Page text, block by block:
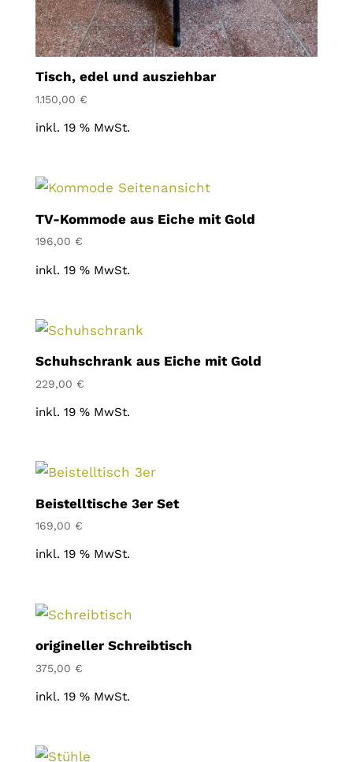
Tisch, edel und ausziehbar
1.150,00 €
inkl. 19 % MwSt.
TV-Kommode aus Eiche mit Gold
196,00 €
inkl. 19 % MwSt.
Schuhschrank aus Eiche mit Gold
229,00 €
inkl. 19 % MwSt.
Beistelltische 3er Set
169,00 €
inkl. 19 % MwSt.
origineller Schreibtisch
375,00 €
inkl. 19 % MwSt.